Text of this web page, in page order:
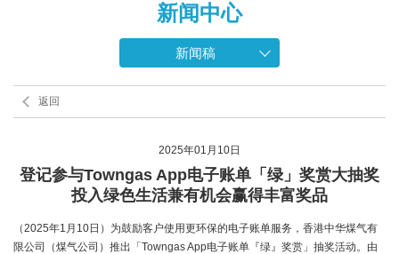
送人披露身份证号码、银行户口或信用卡号码等
个人资料，以免蒙受损失。若有任何疑问，可随
时致电煤气公司客户服务热线：2880 6988或电
邮：towngas.cs@towngas.com 查询。
新闻中心
新闻稿
返回
2025年01月10日
登记参与Towngas App电子账单「绿」奖赏大抽奖
投入绿色生活兼有机会赢得丰富奖品
（2025年1月10日）为鼓励客户使用更环保的电子账单服务，香港中华煤气有
限公司（煤气公司）推出「Towngas App电子账单『绿』奖赏」抽奖活动。由